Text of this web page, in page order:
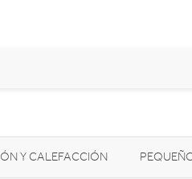
Y CALEFACCIÓN